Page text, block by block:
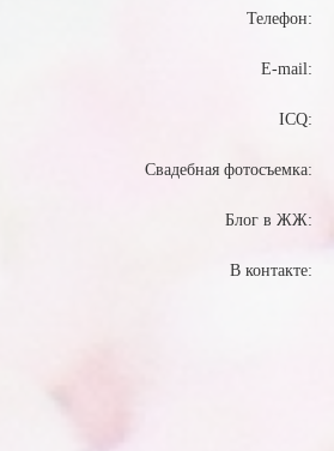
Телефон:
E-mail:
ICQ:
Свадебная фотосъемка:
Блог в ЖЖ:
В контакте: